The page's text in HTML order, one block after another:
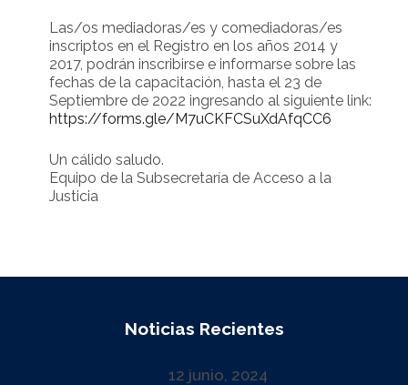
Las/os mediadoras/es y comediadoras/es
inscriptos en el Registro en los años 2014 y
2017, podrán inscribirse e informarse sobre las
fechas de la capacitación, hasta el 23 de
Septiembre de 2022 ingresando al siguiente link:
https://forms.gle/M7uCKFCSuXdAfqCC6
Un cálido saludo.
Equipo de la Subsecretaría de Acceso a la
Justicia
Noticias Recientes
12 junio, 2024